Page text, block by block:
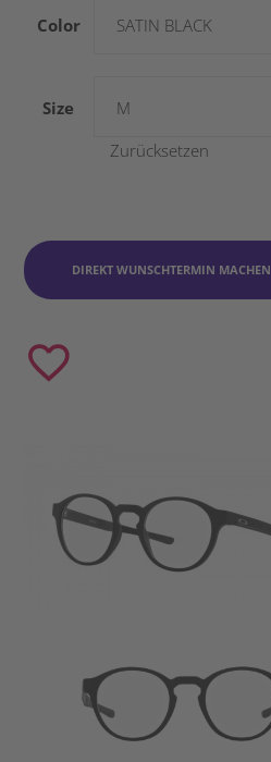
Color SATIN BLACK
Size
M
Zurücksetzen
DIREKT WUNSCHTERMIN MACHEN